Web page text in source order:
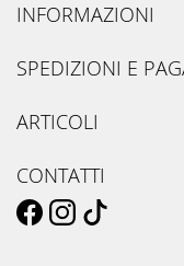
INFORMAZIONI
SPEDIZIONI E
ARTICOLI
CONTATTI